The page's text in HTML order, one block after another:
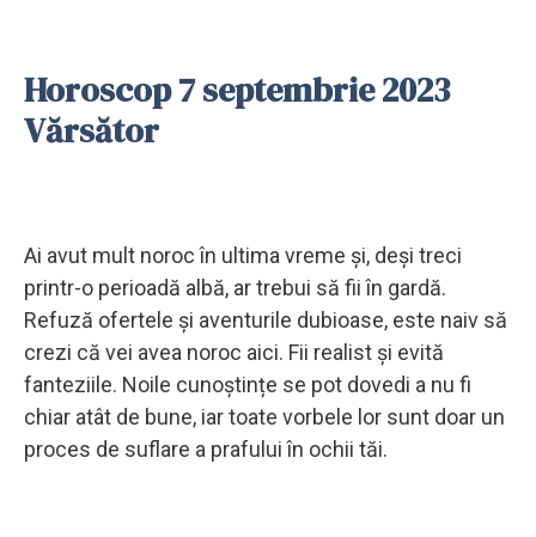
Horoscop 7 septembrie 2023
Vărsător
Ai avut mult noroc în ultima vreme și, deși treci
printr-o perioadă albă, ar trebui să fii în gardă.
Refuză ofertele și aventurile dubioase, este naiv să
crezi că vei avea noroc aici. Fii realist și evită
fanteziile. Noile cunoștințe se pot dovedi a nu fi
chiar atât de bune, iar toate vorbele lor sunt doar un
proces de suflare a prafului în ochii tăi.